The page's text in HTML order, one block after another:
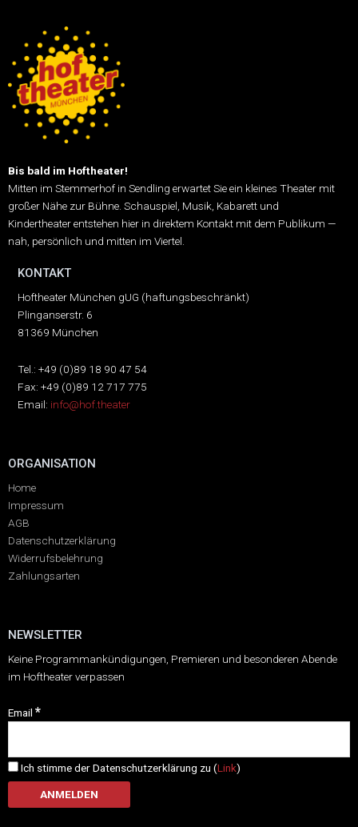
Bis bald im Hoftheater!
Mitten im Stemmerhof in Sendling erwartet Sie ein kleines Theater mit
großer Nähe zur Bühne. Schauspiel, Musik, Kabarett und
Kindertheater entstehen hier in direktem Kontakt mit dem Publikum —
nah, persönlich und mitten im Viertel.
KONTAKT
Hoftheater München gUG (haftungsbeschränkt)
Plinganserstr. 6
81369 München
Tel.: +49 (0)89 18 90 47 54
Fax: +49 (0)89 12 717 775
Email: info@hof.theater
ORGANISATION
Home
Impressum
AGB
Datenschutzerklärung
Widerrufsbelehrung
Zahlungsarten
NEWSLETTER
Keine Programmankündigungen, Premieren und besonderen Abende
im Hoftheater verpassen
Email *
Ich stimme der Datenschutzerklärung zu (Link)